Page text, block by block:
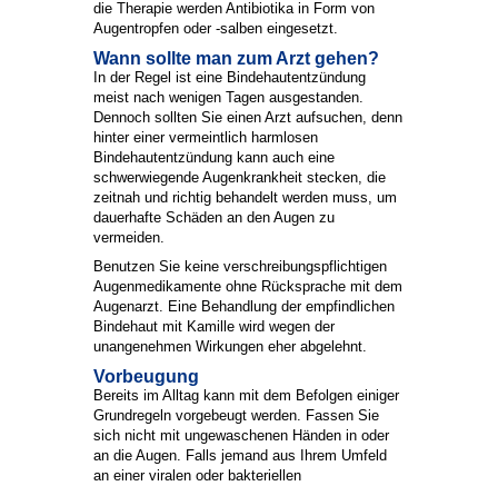
die Therapie werden Antibiotika in Form von
Augentropfen oder -salben eingesetzt.
Wann sollte man zum Arzt gehen?
In der Regel ist eine Bindehautentzündung
meist nach wenigen Tagen ausgestanden.
Dennoch sollten Sie einen Arzt aufsuchen, denn
hinter einer vermeintlich harmlosen
Bindehautentzündung kann auch eine
schwerwiegende Augenkrankheit stecken, die
zeitnah und richtig behandelt werden muss, um
dauerhafte Schäden an den Augen zu
vermeiden.
Benutzen Sie keine verschreibungspflichtigen
Augenmedikamente ohne Rücksprache mit dem
Augenarzt. Eine Behandlung der empfindlichen
Bindehaut mit Kamille wird wegen der
unangenehmen Wirkungen eher abgelehnt.
Vorbeugung
Bereits im Alltag kann mit dem Befolgen einiger
Grundregeln vorgebeugt werden. Fassen Sie
sich nicht mit ungewaschenen Händen in oder
an die Augen. Falls jemand aus Ihrem Umfeld
an einer viralen oder bakteriellen